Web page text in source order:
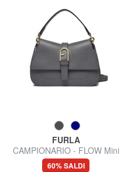
FURLA
CAMPIONARIO - FLOW Mini
Bag a mano, con tracolla
60% SALDI